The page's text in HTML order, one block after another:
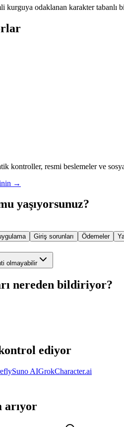
odaklanan karakter tabanlı
kontroller, resmi beslemeler ve
→
yaşıyorsunuz?
Giriş sorunları Ödemeler
olmayabilir
nereden bildiriyor?
ediyor
Suno AIGrokCharacter.ai
arıyor